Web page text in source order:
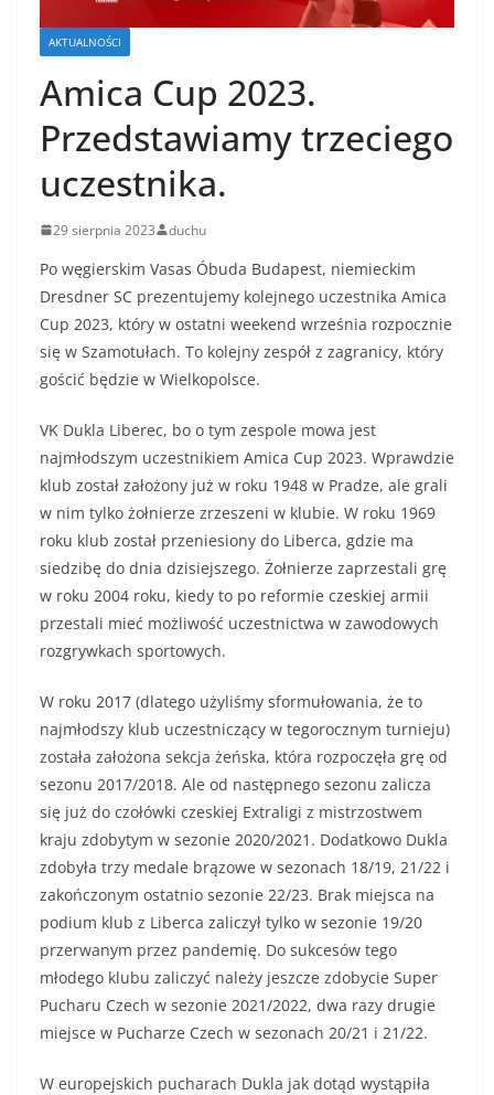
AKTUALNOŚCI
Amica Cup 2023.
Przedstawiamy trzeciego
uczestnika.
29 sierpnia 2023 duchu
Po węgierskim Vasas Óbuda Budapest, niemieckim
Dresdner SC prezentujemy kolejnego uczestnika Amica
Cup 2023, który w ostatni weekend września rozpocznie
się w Szamotułach. To kolejny zespół z zagranicy, który
gościć będzie w Wielkopolsce.
VK Dukla Liberec, bo o tym zespole mowa jest
najmłodszym uczestnikiem Amica Cup 2023. Wprawdzie
klub został założony już w roku 1948 w Pradze, ale grali
w nim tylko żołnierze zrzeszeni w klubie. W roku 1969
roku klub został przeniesiony do Liberca, gdzie ma
siedzibę do dnia dzisiejszego. Żołnierze zaprzestali grę
w roku 2004 roku, kiedy to po reformie czeskiej armii
przestali mieć możliwość uczestnictwa w zawodowych
rozgrywkach sportowych.
W roku 2017 (dlatego użyliśmy sformułowania, że to
najmłodszy klub uczestniczący w tegorocznym turnieju)
została założona sekcja żeńska, która rozpoczęła grę od
sezonu 2017/2018. Ale od następnego sezonu zalicza
się już do czołówki czeskiej Extraligi z mistrzostwem
kraju zdobytym w sezonie 2020/2021. Dodatkowo Dukla
zdobyła trzy medale brązowe w sezonach 18/19, 21/22 i
zakończonym ostatnio sezonie 22/23. Brak miejsca na
podium klub z Liberca zaliczył tylko w sezonie 19/20
przerwanym przez pandemię. Do sukcesów tego
młodego klubu zaliczyć należy jeszcze zdobycie Super
Pucharu Czech w sezonie 2021/2022, dwa razy drugie
miejsce w Pucharze Czech w sezonach 20/21 i 21/22.
W europejskich pucharach Dukla jak dotąd wystąpiła